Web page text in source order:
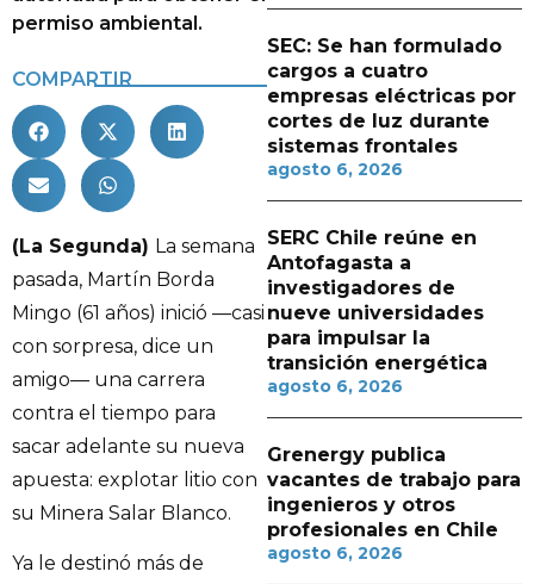
permiso ambiental.
COMPARTIR
(La Segunda) La semana
pasada, Martín Borda
Mingo (61 años) inició —casi
con sorpresa, dice un
amigo— una carrera
contra el tiempo para
sacar adelante su nueva
apuesta: explotar litio con
su Minera Salar Blanco.
Ya le destinó más de
SEC: Se han formulado
cargos a cuatro
empresas eléctricas por
cortes de luz durante
sistemas frontales
agosto 6, 2026
SERC Chile reúne en
Antofagasta a
investigadores de
nueve universidades
para impulsar la
transición energética
agosto 6, 2026
Grenergy publica
vacantes de trabajo para
ingenieros y otros
profesionales en Chile
agosto 6, 2026